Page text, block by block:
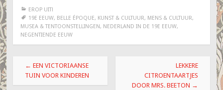
EROP UIT!
19E EEUW, BELLE ÉPOQUE, KUNST & CULTUUR, MENS & CULTUUR,
MUSEA & TENTOONSTELLINGEN, NEDERLAND IN DE 19E EEUW,
NEGENTIENDE EEUW
Berichtnavigatie
← EEN VICTORIAANSE
TUIN VOOR KINDEREN
LEKKERE
CITROENTAARTJES
DOOR MRS. BEETON →